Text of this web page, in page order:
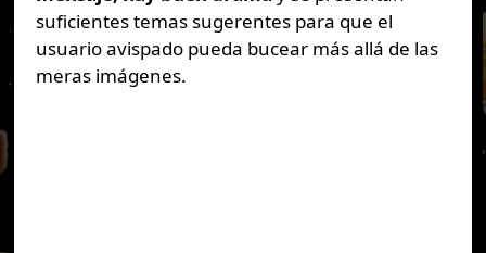
suficientes temas sugerentes para que el
usuario avispado pueda bucear más allá de las
meras imágenes.